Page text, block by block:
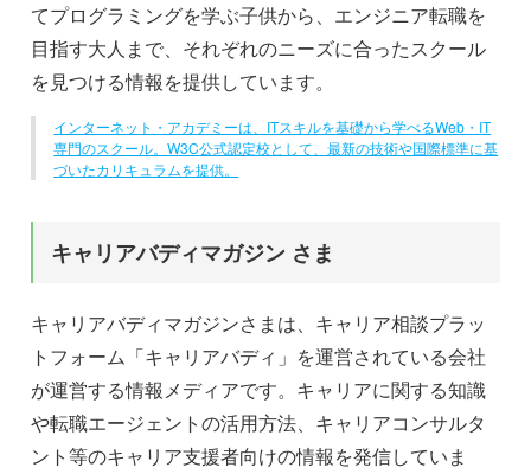
てプログラミングを学ぶ子供から、エンジニア転職を
目指す大人まで、それぞれのニーズに合ったスクール
を見つける情報を提供しています。
インターネット・アカデミーは、ITスキルを基礎から学べるWeb・IT
専門のスクール。W3C公式認定校として、最新の技術や国際標準に基
づいたカリキュラムを提供。
キャリアバディマガジン さま
キャリアバディマガジンさまは、キャリア相談プラッ
トフォーム「キャリアバディ」を運営されている会社
が運営する情報メディアです。キャリアに関する知識
や転職エージェントの活用方法、キャリアコンサルタ
ント等のキャリア支援者向けの情報を発信していま